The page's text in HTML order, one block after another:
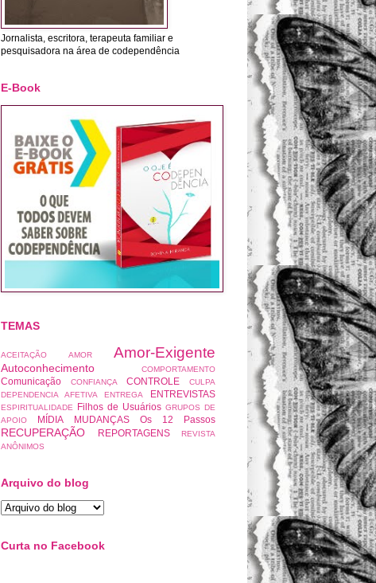
Jornalista, escritora, terapeuta familiar e
pesquisadora na área de codependência
E-Book
TEMAS
ACEITAÇÃO AMOR Amor-Exigente
Autoconhecimento COMPORTAMENTO
Comunicação CONFIANÇA CONTROLE
CULPA
DEPENDENCIA AFETIVA
ENTREGA ENTREVISTAS
ESPIRITUALIDADE Filhos de Usuários GRUPOS DE
APOIO
MÍDIA MUDANÇAS Os 12 Passos
RECUPERAÇÃO REPORTAGENS
REVISTA
ANÔNIMOS
Arquivo do blog
Curta no Facebook